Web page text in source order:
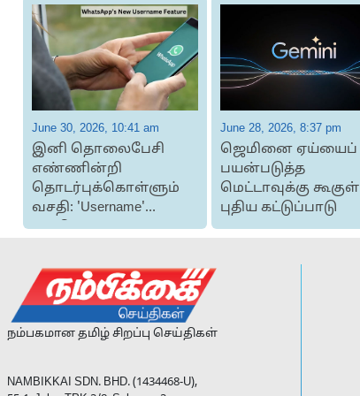
June 30, 2026, 10:41 am
இனி தொலைபேசி
எண்ணின்றி
தொடர்புக்கொள்ளும்
வசதி: 'Username'
வசதியை
June 28, 2026, 8:37 pm
ஜெமினை ஏய்யைப்
பயன்படுத்த
மெட்டாவுக்கு கூகுள்
புதிய கட்டுப்பாடு
நம்பகமான தமிழ் சிறப்பு செய்திகள்
NAMBIKKAI SDN. BHD. (1434468-U),